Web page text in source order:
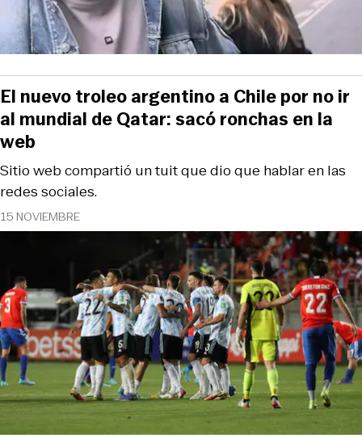
15 NOVIEMBRE
Sitio web compartió un tuit que dio que hablar en las
redes sociales.
El nuevo troleo argentino a Chile por no ir
al mundial de Qatar: sacó ronchas en la
web